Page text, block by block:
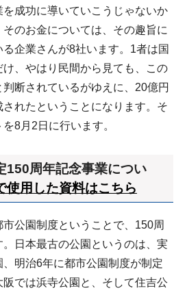
成功に導いていこうじゃないか
のお金については、その趣旨に
企業さんが8社います。1者は国
、やはり民間から見ても、この
断されているがゆえに、20億円
されたということになります。そ
8月2日に行います。
150周年記念事業につい
用した資料はこちら
公園制度ということで、150周
日本最古の公園というのは、実
明治6年に都市公園制度が制定
では浜寺公園と、そして住吉公